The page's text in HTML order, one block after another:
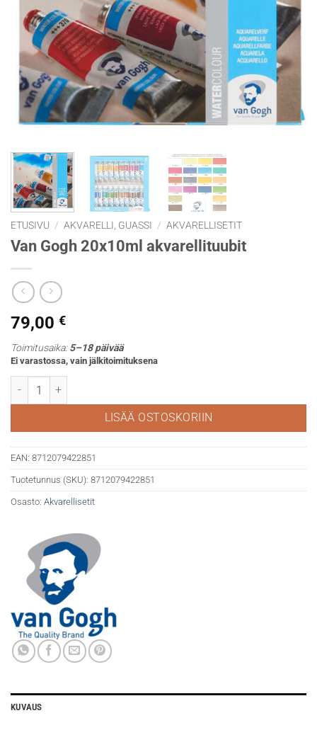
ETUSIVU / AKVARELLI, GUASSI / AKVARELLISETIT
Van Gogh 20x10ml akvarellituubit
79,00 €
Toimitusaika:5–18 päivää
Ei varastossa, vain jälkitoimituksena
Van Gogh 20x10ml akvarellituubit määrä
LISÄÄ OSTOSKORIIN
EAN: 8712079422851
Tuotetunnus (SKU): 8712079422851
Osasto: Akvarellisetit
KUVAUS